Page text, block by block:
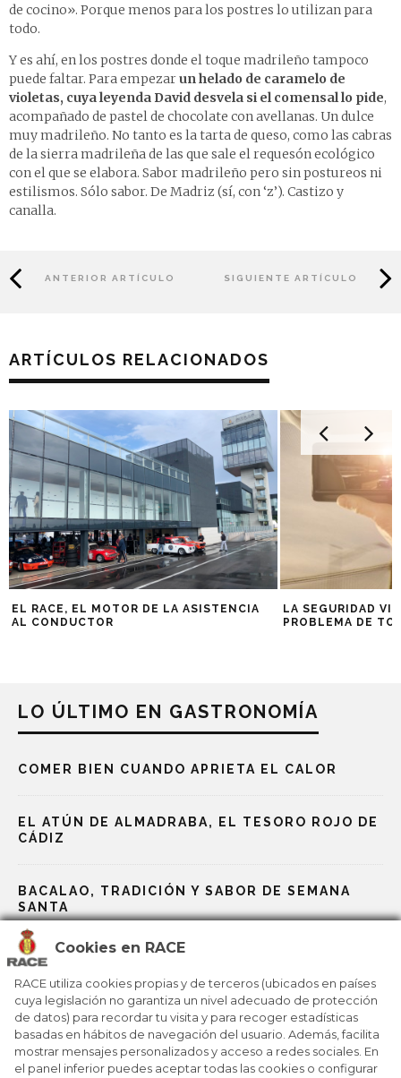
Cookies en RACE
RACE utiliza cookies propias y de terceros (ubicados en países
cuya legislación no garantiza un nivel adecuado de protección
de datos) para recordar tu visita y para recoger estadísticas
basadas en hábitos de navegación del usuario. Además, facilita
mostrar mensajes personalizados y acceso a redes sociales. En
el panel inferior puedes aceptar todas las cookies o configurar
de cocino». Porque menos para los postres lo utilizan para
todo.
Y es ahí, en los postres donde el toque madrileño tampoco
puede faltar. Para empezarun helado de caramelo de
violetas, cuya leyenda David desvela si el comensal lo pide,
acompañado de pastel de chocolate con avellanas. Un dulce
muy madrileño. No tanto es la tarta de queso, como las cabras
de la sierra madrileña de las que sale el requesón ecológico
con el que se elabora. Sabor madrileño pero sin postureos ni
estilismos. Sólo sabor. De Madriz (sí, con ‘z’). Castizo y
canalla.
ANTERIOR ARTÍCULO SIGUIENTE ARTÍCULO
ARTÍCULOS RELACIONADOS
EL RACE, EL MOTOR DE LA ASISTENCIA
AL CONDUCTOR
LA SEGURIDAD
PROBLEMA DE
LO ÚLTIMO EN GASTRONOMÍA
COMER BIEN CUANDO APRIETA EL CALOR
EL ATÚN DE ALMADRABA, EL TESORO ROJO DE
CÁDIZ
BACALAO, TRADICIÓN Y SABOR DE SEMANA
SANTA
ALTA COCINA VESTIDA DE TABERNA
UN VIAJE POR LA HISTORIA DEL CHOCOLATE
CALIENTE EN ESPAÑA